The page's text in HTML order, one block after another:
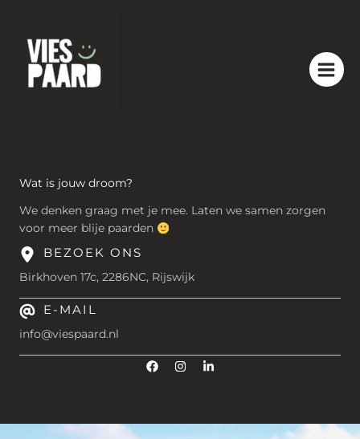
inhoud
Wat is jouw droom?
We denken graag met je mee. Laten we samen zorgen
voor meer blije paarden
BEZOEK ONS
Birkhoven 17c, 2286NC, Rijswijk
E-MAIL
info@viespaard.nl